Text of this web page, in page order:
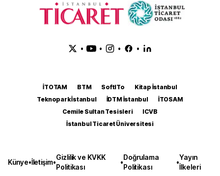
• • • •
İTOTAM BTM SoftITo
Kitap İstanbul
Teknopark İstanbul
İDTM İstanbul
İTOSAM
Cemile Sultan Tesisleri
ICVB
İstanbul Ticaret Üniversitesi
Künye•İletişim•
Gizlilik ve KVKK
Politikası
•
Doğrulama
Politikası
•
Yayın
İlkeleri